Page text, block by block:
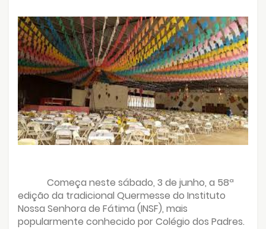
Começa neste sábado, 3 de junho, a 58ª
edição da tradicional Quermesse do Instituto
Nossa Senhora de Fátima (INSF), mais
popularmente conhecido por Colégio dos Padres.